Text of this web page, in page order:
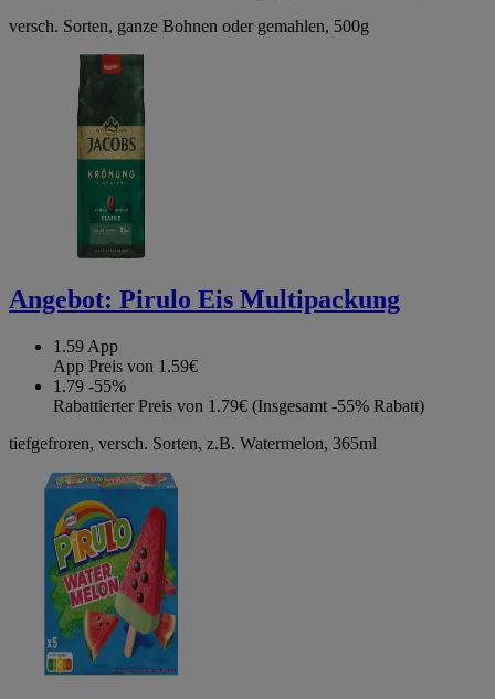
versch. Sorten, ganze Bohnen oder gemahlen, 500g
Angebot: Pirulo Eis Multipackung
1.59 App
App Preis von 1.59€
1.79 -55%
Rabattierter Preis von 1.79€ (Insgesamt -55% Rabatt)
tiefgefroren, versch. Sorten, z.B. Watermelon, 365ml